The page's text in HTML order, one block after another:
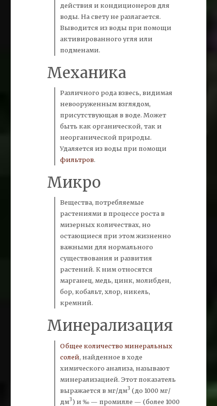
действия и кондиционеров для
воды. На свету не разлагается.
Выводится из воды при помощи
активированного угляили
подменами.
Механика
Различного рода взвесь, видимая
невооруженным взглядом,
присутствующая в воде. Может
быть как органической, так и
неорганической природы.
Удаляется из воды при помощи
фильтров.
Микро
Вещества, потребляемые
растениями в процессе роста в
мизерных количествах, но
остающиеся при этом жизненно
важными для нормального
существования и развития
растений. К ним относятся
марганец, медь, цинк, молибден,
бор, кобальт, хлор, никель,
кремний.
Минерализация
Общее количество минеральных
солей, найденное в ходе
химического анализа, называют
минерализацией. Этот показатель
выражается в мг/дм3 (до 1000 мг/
дм3) и ‰ — промилле — (более 1000